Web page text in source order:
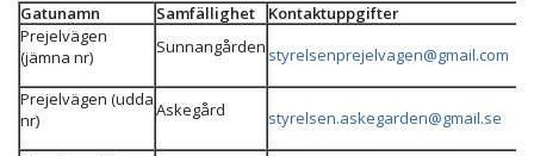
Gatunamn
Samfällighet
Kontaktuppgifter
Prejelvägen
(jämna nr)
Sunnangården styrelsenprejelvagen@gmail.com
Prejelvägen (udda
nr)
Askegård styrelsen.askegarden@gmail.se